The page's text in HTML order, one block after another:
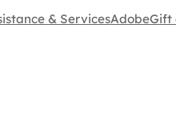
& ServicesAdobeGift